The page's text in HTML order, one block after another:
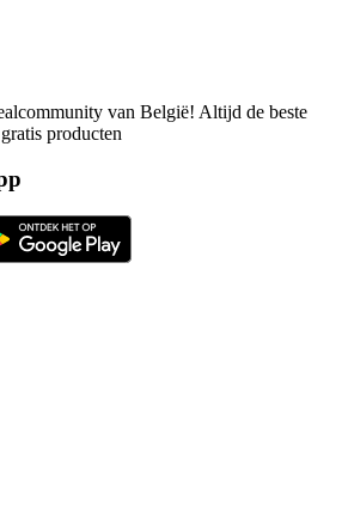
van België! Altijd de beste
producten